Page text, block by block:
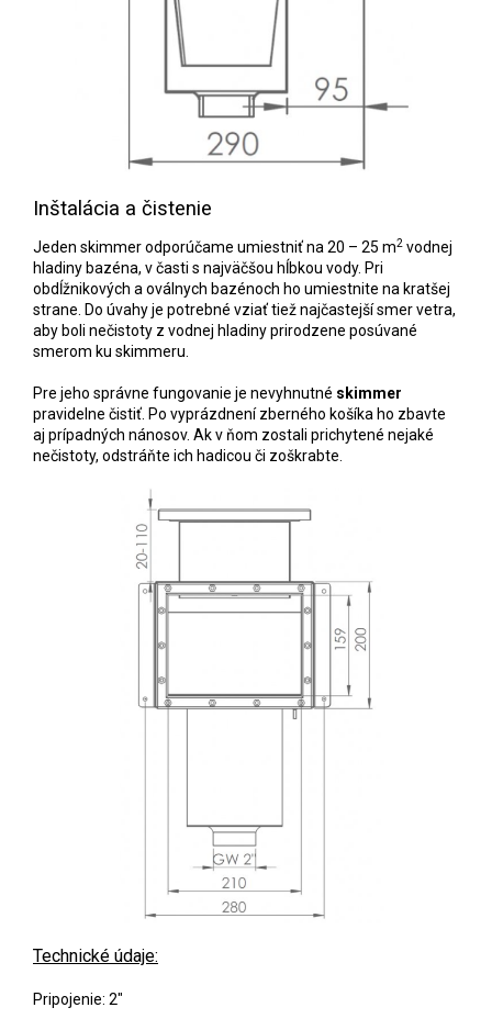
Inštalácia a čistenie
Jeden skimmer odporúčame umiestniť na 20 – 25 m2 vodnej
hladiny bazéna, v časti s najväčšou hĺbkou vody. Pri
obdĺžnikových a oválnych bazénoch ho umiestnite na kratšej
strane. Do úvahy je potrebné vziať tiež najčastejší smer vetra,
aby boli nečistoty z vodnej hladiny prirodzene posúvané
smerom ku skimmeru.
Pre jeho správne fungovanie je nevyhnutné skimmer
pravidelne čistiť. Po vyprázdnení zberného košíka ho zbavte
aj prípadných nánosov. Ak v ňom zostali prichytené nejaké
nečistoty, odstráňte ich hadicou či zoškrabte.
Technické údaje:
Pripojenie: 2"